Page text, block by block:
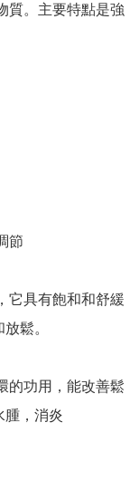
質。主要特點是強
節
它具有飽和和舒緩
鬆。
的功用，能改善鬆
腫，消炎